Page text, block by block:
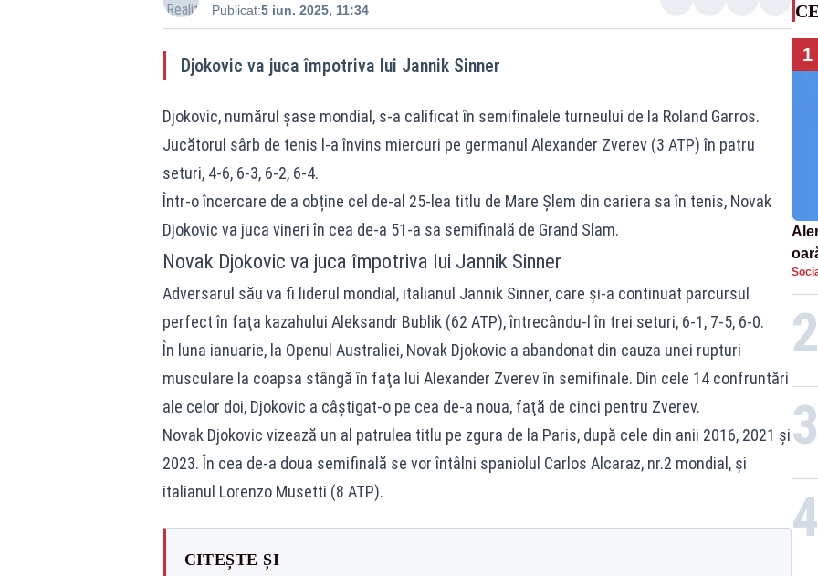
Publicat:5 iun. 2025, 11:34
Djokovic va juca împotriva lui Jannik Sinner
Djokovic, numărul şase mondial, s-a calificat în semifinalele turneului de la Roland Garros.
Jucătorul sârb de tenis l-a învins miercuri pe germanul Alexander Zverev (3 ATP) în patru
seturi, 4-6, 6-3, 6-2, 6-4.
Într-o încercare de a obține cel de-al 25-lea titlu de Mare Şlem din cariera sa în tenis, Novak
Djokovic va juca vineri în cea de-a 51-a sa semifinală de Grand Slam.
Novak Djokovic va juca împotriva lui Jannik Sinner
Adversarul său va fi liderul mondial, italianul Jannik Sinner, care şi-a continuat parcursul
perfect în faţa kazahului Aleksandr Bublik (62 ATP), întrecându-l în trei seturi, 6-1, 7-5, 6-0.
În luna ianuarie, la Openul Australiei, Novak Djokovic a abandonat din cauza unei rupturi
musculare la coapsa stângă în faţa lui Alexander Zverev în semifinale. Din cele 14 confruntări
ale celor doi, Djokovic a câştigat-o pe cea de-a noua, faţă de cinci pentru Zverev.
Novak Djokovic vizează un al patrulea titlu pe zgura de la Paris, după cele din anii 2016, 2021 şi
2023. În cea de-a doua semifinală se vor întâlni spaniolul Carlos Alcaraz, nr.2 mondial, şi
italianul Lorenzo Musetti (8 ATP).
CITEȘTE ȘI
1
la
2
3
4